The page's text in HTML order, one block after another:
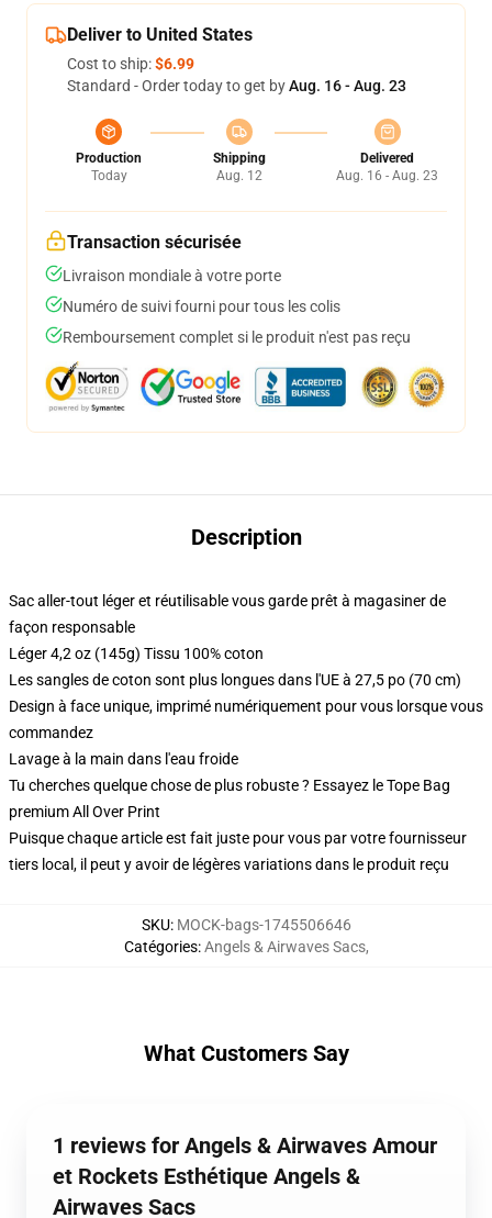
Deliver to United States
Cost to ship:$6.99
Standard - Order today to get byAug. 16 - Aug. 23
Production
Today
Shipping
Aug. 12
Delivered
Aug. 16 - Aug. 23
Transaction sécurisée
Livraison mondiale à votre porte
Numéro de suivi fourni pour tous les colis
Remboursement complet si le produit n'est pas reçu
Description
Sac aller-tout léger et réutilisable vous garde prêt à magasiner de
façon responsable
Léger 4,2 oz (145g) Tissu 100% coton
Les sangles de coton sont plus longues dans l'UE à 27,5 po (70 cm)
Design à face unique, imprimé numériquement pour vous lorsque vous
commandez
Lavage à la main dans l'eau froide
Tu cherches quelque chose de plus robuste ? Essayez le Tope Bag
premium All Over Print
Puisque chaque article est fait juste pour vous par votre fournisseur
tiers local, il peut y avoir de légères variations dans le produit reçu
SKU: MOCK-bags-1745506646
Catégories:Angels & Airwaves Sacs,
What Customers Say
1 reviews for Angels & Airwaves Amour
et Rockets Esthétique Angels &
Airwaves Sacs